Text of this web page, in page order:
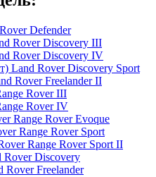
Defender
Rover Discovery III
Rover Discovery IV
Land Rover Discovery Sport
Rover Freelander II
Rover III
Rover IV
Range Rover Evoque
Range Rover Sport
Range Rover Sport II
Rover Discovery
Rover Freelander